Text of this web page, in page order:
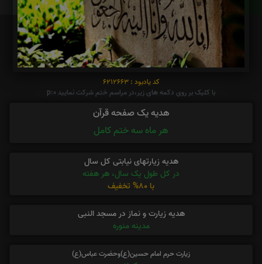
کد یادبود : 6212663
با کلیک بر روی دکمه های زیر،در مراسم ختم شرکت نمایید p:0
هدیه یک صفحه قرآن
هر ماه سه ختم کامل
هدیه زیارتهای نیابتی کل سال
در کل طول یک سال، هر هفته
با 80% تخفیف
هدیه زیارت و نماز در مسجد النبی
مدینه منوره
زیارت حرم امام حسین(ع)وحضرت عباس(ع)